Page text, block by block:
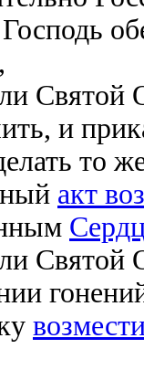
Святой
и
то
акт
Святой